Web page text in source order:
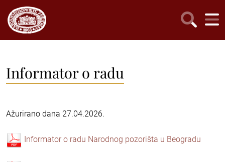
Informator o radu
Ažurirano dana 27.04.2026.
Informator o radu Narodnog pozorišta u Beogradu